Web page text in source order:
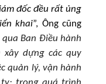
đốc đều rất ủng
khai”, Ông cũng
Ban Điều hành
xây dựng các quy
quản lý, vận hành